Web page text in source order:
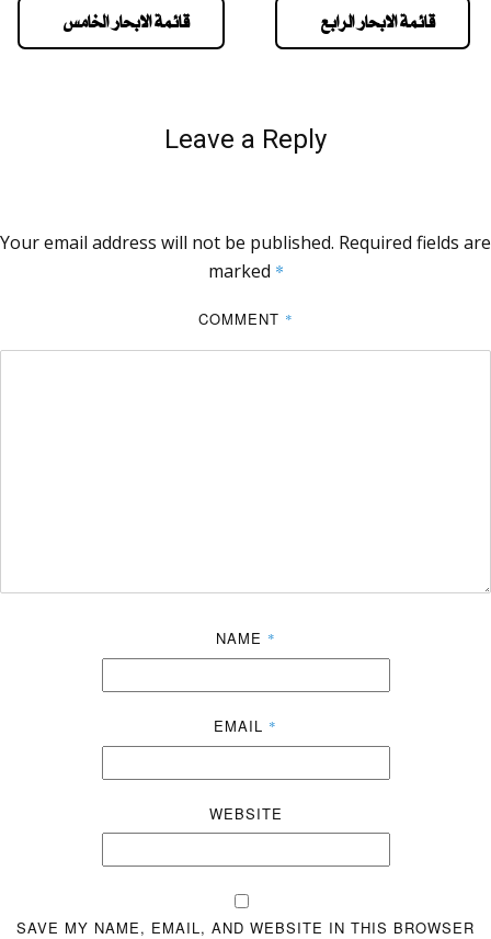
قائمة الابحار الخامس قائمة الابحار الرابع
Leave a Reply
Your email address will not be published. Required fields are
marked *
COMMENT *
NAME *
EMAIL *
WEBSITE
SAVE MY NAME, EMAIL, AND WEBSITE IN THIS BROWSER